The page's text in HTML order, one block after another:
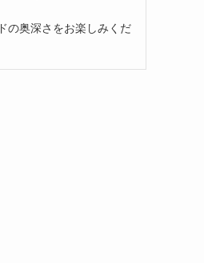
の奥深さをお楽しみくだ